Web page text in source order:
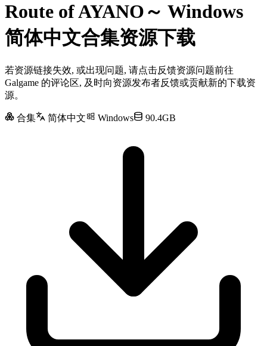
Route of AYANO～ Windows
简体中文合集资源下载
若资源链接失效, 或出现问题, 请点击反馈资源问题前往
Galgame 的评论区, 及时向资源发布者反馈或贡献新的下载资
源。
合集 简体中文 Windows 90.4GB